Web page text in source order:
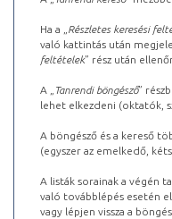
Ha a „ Részletes keresési
való kattintás után
feltételek” rész után
A „ Tanrendi böngésző”
lehet elkezdeni (oktatók,
A böngésző és a kereső
(egyszer az emelkedő,
A listák sorainak a végén
való továbblépés esetén
vagy lépjen vissza a